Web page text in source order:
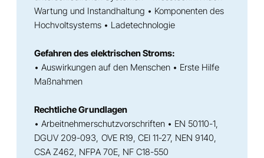
Wartung und Instandhaltung • Komponenten des
Hochvoltsystems • Ladetechnologie
Gefahren des elektrischen Stroms:
• Auswirkungen auf den Menschen • Erste Hilfe
Maßnahmen
Rechtliche Grundlagen
• Arbeitnehmerschutzvorschriften • EN 50110-1,
DGUV 209-093, OVE R19, CEI 11-27, NEN 9140,
CSA Z462, NFPA 70E, NF C18-550